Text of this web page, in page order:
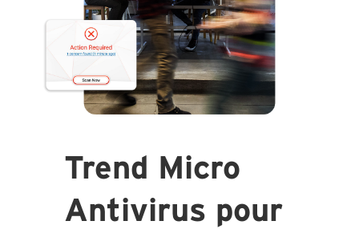
Trend Micro
Antivirus pour